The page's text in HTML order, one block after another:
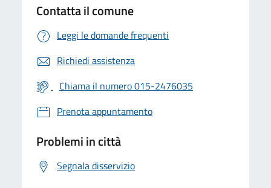
Contatta il comune
Leggi le domande frequenti
Richiedi assistenza
Chiama il numero 015-2476035
Prenota appuntamento
Problemi in città
Segnala disservizio